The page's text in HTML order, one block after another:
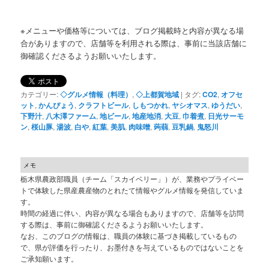
※メニューや価格等については、ブログ掲載時と内容が異なる場
合がありますので、店舗等を利用される際は、事前に当該店舗に
御確認くださるようお願いいたします。
カテゴリー:◇グルメ情報（料理） ,◇上都賀地域 | タグ:CO2,オフセ
ット,かんぴょう, クラフトビール, しもつかれ,ヤシオマス,ゆうだい,
下野汁, 八木澤ファーム,地ビール,地産地消,大豆,巾着煮, 日光サーモ
ン,桜山豚,湯波, 白や,紅葉,美肌, 肉味噌,蒟蒻,豆乳鍋, 鬼怒川
メモ
栃木県農政部職員（チーム「スカイベリー」）が、業務やプライベー
トで体験した県産農産物のとれたて情報やグルメ情報を発信していま
す。
時間の経過に伴い、内容が異なる場合もありますので、店舗等を訪問
する際は、事前に御確認くださるようお願いいたします。
なお、このブログの情報は、職員の体験に基づき掲載しているもの
で、県が評価を行ったり、お墨付きを与えているものではないことを
ご承知願います。